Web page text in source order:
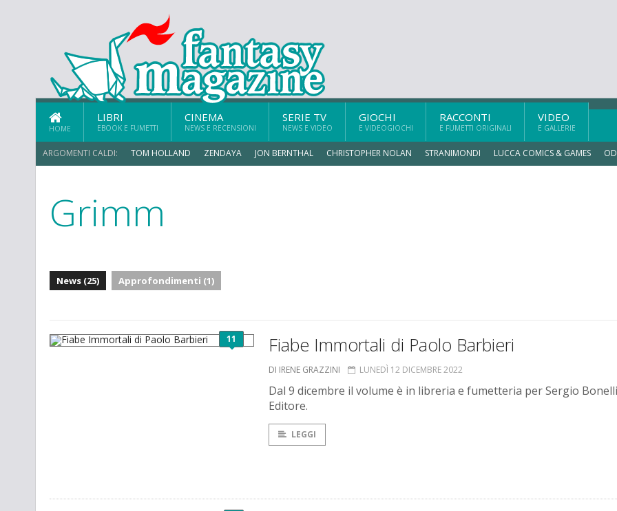
HOME
LIBRI
EBOOK E FUMETTI
CINEMA
NEWS E RECENSIONI
SERIE TV
NEWS E VIDEO
GIOCHI
E VIDEOGIOCHI
RACCONTI
E FUMETTI ORIGINALI
VIDEO
E GALLERIE
ARGOMENTI CALDI: TOM HOLLAND ZENDAYA JON BERNTHAL CHRISTOPHER NOLAN STRANIMONDI LUCCA COMICS & GAMES
ERIK SOMMERS
Grimm
News (25) Approfondimenti (1)
11 Fiabe Immortali di Paolo Barbieri
DI IRENE GRAZZINI LUNEDÌ 12 DICEMBRE 2022
Dal 9 dicembre il volume è in libreria e fumetteria per Sergio Bonelli
Editore.
LEGGI